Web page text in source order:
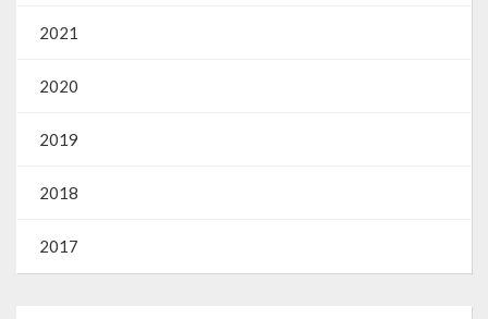
2021
2020
2019
2018
2017